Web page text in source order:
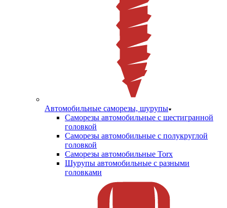
Автомобильные саморезы, шурупы
Саморезы автомобильные с шестигранной
головкой
Саморезы автомобильные с полукруглой
головкой
Саморезы автомобильные Torx
Шурупы автомобильные с разными
головками